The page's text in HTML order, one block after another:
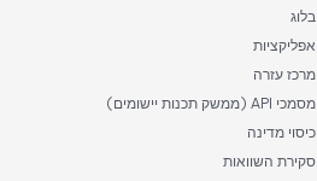
בלוג
אפליקציות
מרכז עזרה
מסמכי API (ממשק תכנות יישומים)
כיסוי מדינה
סקירת השוואות